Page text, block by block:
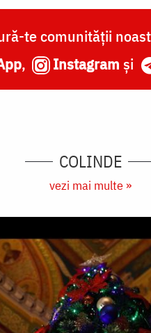
te comunității
, Instagram și
COLINDE
vezi mai multe »